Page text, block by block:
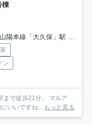
棟
山陽本線「大久保」駅 徒歩21分
ン
まで徒歩21分。 マルア
いいですね... もっと見る